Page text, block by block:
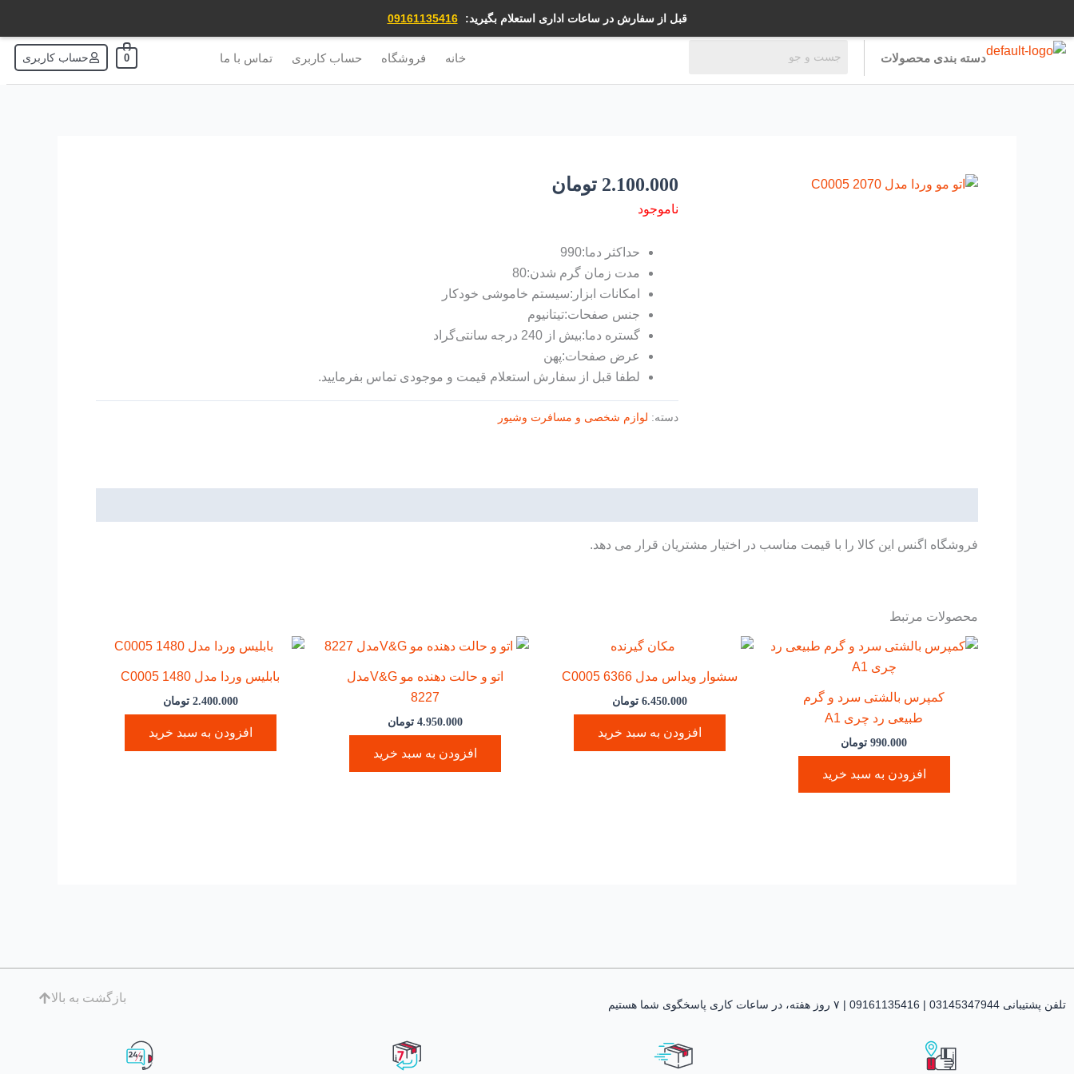
قبل از سفارش در ساعات اداری استعلام بگیرید: 09161135416
محتوا
دسته بندی محصولات خانه فروشگاه حساب کاربری تماس با ما 0 حساب کاربری
2.100.000 تومان
ناموجود
حداکثر دما:990
مدت زمان گرم شدن:80
امکانات ابزار:سیستم خاموشی خودکار
جنس صفحات:تیتانیوم
گستره‌ دما:بیش از 240 درجه سانتی‌گراد
عرض صفحات:پهن
لطفا قبل از سفارش استعلام قیمت و موجودی تماس بفرمایید.
دسته: لوازم شخصی و مسافرت وشیور
فروشگاه اگنس این کالا را با قیمت مناسب در اختیار مشتریان قرار می دهد.
محصولات مرتبط
کمپرس بالشتی سرد و گرم
طبیعی رد چری A1
990.000 تومان
افزودن به سبد خرید
سشوار ویداس مدل C0005 6366
6.450.000 تومان
افزودن به سبد خرید
اتو و حالت دهنده مو V&Gمدل
8227
4.950.000 تومان
افزودن به سبد خرید
بابلیس وردا مدل C0005 1480
2.400.000 تومان
افزودن به سبد خرید
تلفن پشتیبانی 03145347944 | 09161135416 | ۷ روز هفته، در ساعات کاری پاسخگوی شما هستیم
بازگشت به بالا